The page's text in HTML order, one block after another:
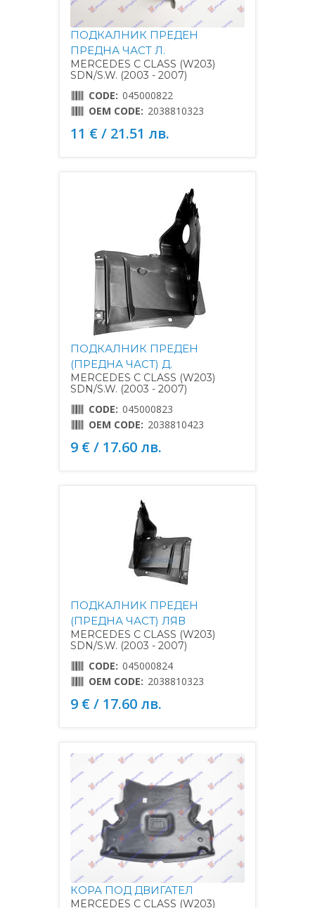
ПОДКАЛНИК ПРЕДЕН
ПРЕДНА ЧАСТ Л.
MERCEDES C CLASS (W203)
SDN/S.W. (2003 - 2007)
CODE: 045000822
OEM CODE: 2038810323
11 € / 21.51 лв.
ПОДКАЛНИК ПРЕДЕН
(ПРЕДНА ЧАСТ) Д.
MERCEDES C CLASS (W203)
SDN/S.W. (2003 - 2007)
CODE: 045000823
OEM CODE: 2038810423
9 € / 17.60 лв.
ПОДКАЛНИК ПРЕДЕН
(ПРЕДНА ЧАСТ) ЛЯВ
MERCEDES C CLASS (W203)
SDN/S.W. (2003 - 2007)
CODE: 045000824
OEM CODE: 2038810323
9 € / 17.60 лв.
КОРА ПОД ДВИГАТЕЛ
MERCEDES C CLASS (W203)